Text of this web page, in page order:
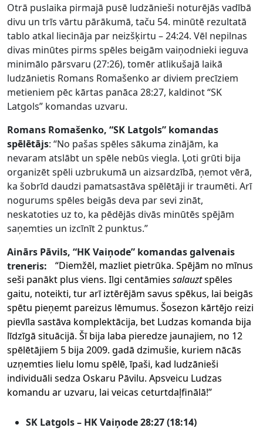
Otrā puslaika pirmajā pusē ludzānieši noturējās vadībā
divu un trīs vārtu pārākumā, taču 54. minūtē rezultatā
tablo atkal liecināja par neizšķirtu – 24:24. Vēl nepilnas
divas minūtes pirms spēles beigām vaiņodnieki ieguva
minimālo pārsvaru (27:26), tomēr atlikušajā laikā
ludzānietis Romans Romašenko ar diviem precīziem
metieniem pēc kārtas panāca 28:27, kaldinot “SK
Latgols” komandas uzvaru.
Romans Romašenko, “SK Latgols” komandas
spēlētājs: “No pašas spēles sākuma zinājām, ka
nevaram atslābt un spēle nebūs viegla. Ļoti grūti bija
organizēt spēli uzbrukumā un aizsardzībā, ņemot vērā,
ka šobrīd daudzi pamatsastāva spēlētāji ir traumēti. Arī
nogurums spēles beigās deva par sevi zināt,
neskatoties uz to, ka pēdējās divās minūtēs spējām
saņemties un izcīnīt 2 punktus.”
Ainārs Pāvils, “HK Vaiņode” komandas galvenais
treneris:
“Diemžēl, mazliet pietrūka. Spējām no mīnus
seši panākt plus viens. Ilgi centāmies salauztspēles
gaitu, noteikti, tur arī iztērējām savus spēkus, lai beigās
spētu pieņemt pareizus lēmumus. Šosezon kārtējo reizi
pievīla sastāva komplektācija, bet Ludzas komanda bija
līdzīgā situācijā. Šī bija laba pieredze jaunajiem, no 12
spēlētājiem 5 bija 2009. gadā dzimušie, kuriem nācās
uzņemties lielu lomu spēlē, īpaši, kad ludzānieši
individuāli sedza Oskaru Pāvilu. Apsveicu Ludzas
komandu ar uzvaru, lai veicas ceturtdaļfinālā!”
SK Latgols – HK Vaiņode 28:27 (18:14)